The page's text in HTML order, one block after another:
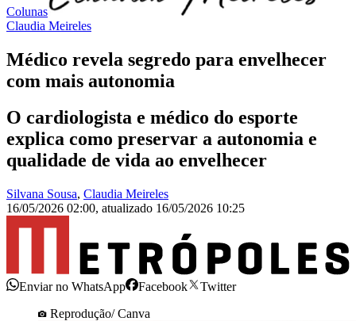
Colunas
Claudia Meireles
Médico revela segredo para envelhecer
com mais autonomia
O cardiologista e médico do esporte
explica como preservar a autonomia e
qualidade de vida ao envelhecer
Silvana Sousa, Claudia Meireles
16/05/2026 02:00, atualizado 16/05/2026 10:25
Enviar no WhatsApp Facebook
Twitter
Reprodução/ Canva